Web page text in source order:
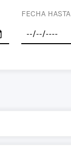
FECHA HASTA